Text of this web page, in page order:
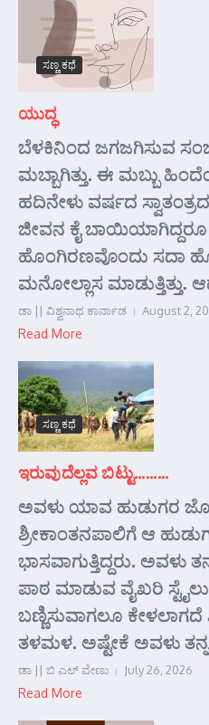
ಸಣ್ಣ ಕಥೆ
ಯುದ್ಧ
ಬೆಳಕಿನಿಂದ ಜಗಜಗಿಸುವ
ಮಬ್ಬಾಗಿತ್ತು. ಈ ಮಬ್ಬು
ಹದಿನೇಳು ವರ್ಷದ
ಜೀವನ ಕೈ
ಹೊಂಗಿರಣವೊಂದು ಸದಾ
ಮನೋಲ್ಲಾಸ ಮಾಡುತ್ತಿತ್ತು.
ಡಾ || ವಿಶ್ವನಾಥ ಕಾರ್ನಾಡ August 2,
Read More
ಸಣ್ಣ ಕಥೆ
ಇರುವುದೆಲ್ಲವ ಬಿಟ್ಟು………
ಅವಳು ಯಾವ ಹುಡುಗರ
ಶ್ರೀಕಾಂತನಪಾಲಿಗೆ ಆ
ಭಾಸವಾಗುತ್ತಿದ್ದರು. ಅವಳು
ಪಾಠ ಮಾಡುವ ವೈಖರಿ
ಬಣ್ಣಿಸುವಾಗಲೂ
ತಳಮಳ. ಅಷ್ಟೇಕೆ ಅವಳು
ಡಾ || ಬಿ ಎಲ್ ವೇಣು July 26, 2026
Read More